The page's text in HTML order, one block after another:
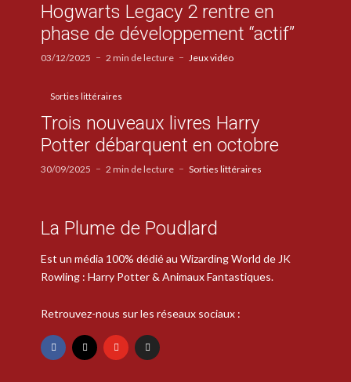
Hogwarts Legacy 2 rentre en
phase de développement “actif”
03/12/2025 2 min de lecture Jeux vidéo
Sorties littéraires
Trois nouveaux livres Harry
Potter débarquent en octobre
30/09/2025 2 min de lecture Sorties littéraires
La Plume de Poudlard
Est un média 100% dédié au Wizarding World de JK
Rowling : Harry Potter & Animaux Fantastiques.
Retrouvez-nous sur les réseaux sociaux :